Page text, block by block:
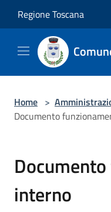
Regione Toscana
Home >
Documento
interno